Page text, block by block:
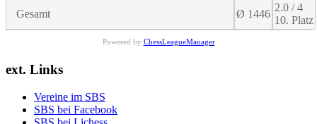
Gesamt Ø 1446
2.0 / 4
10. Platz
Powered by ChessLeagueManager
ext. Links
Vereine im SBS
SBS bei Facebook